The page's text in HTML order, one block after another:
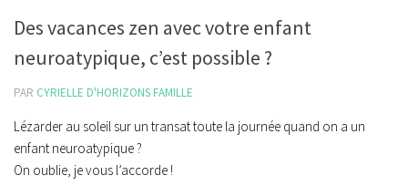
Des vacances zen avec votre enfant
neuroatypique, c’est possible ?
PAR CYRIELLE D'HORIZONS FAMILLE
Lézarder au soleil sur un transat toute la journée quand on a un
enfant neuroatypique ?
On oublie, je vous l’accorde !